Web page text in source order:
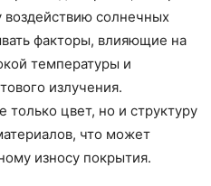
воздействию солнечных
факторы, влияющие на
температуры и
излучения.
только цвет, но и структуру
что может
износу покрытия.